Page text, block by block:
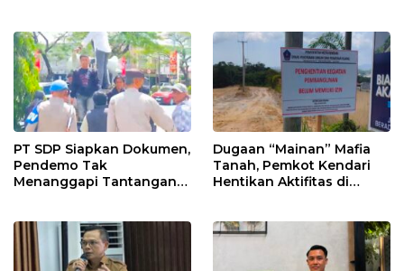
PT SDP Siapkan Dokumen,
Pendemo Tak
Menanggapi Tantangan
Dugaan “Mainan” Mafia
Tanah, Pemkot Kendari
Hentikan Aktifitas di